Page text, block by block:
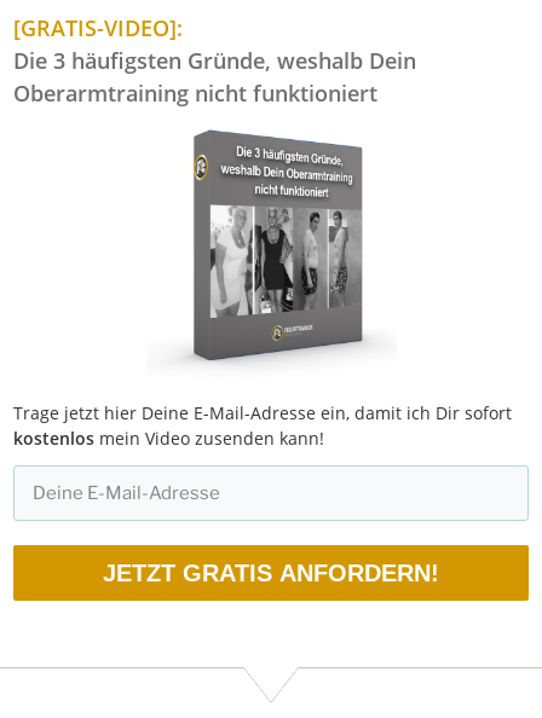
[GRATIS-VIDEO]:
Die 3 häufigsten Gründe, weshalb Dein
Oberarmtraining nicht funktioniert
Trage jetzt hier Deine E-Mail-Adresse ein, damit ich Dir sofort
kostenlos mein Video zusenden kann!
JETZT GRATIS ANFORDERN!